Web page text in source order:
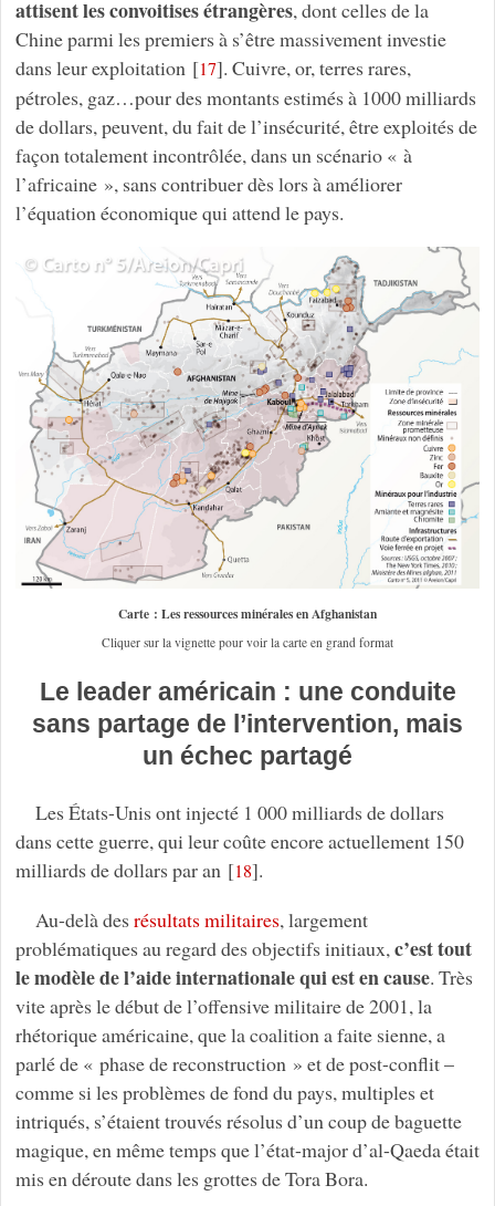
attisent les convoitises étrangères, dont celles de la
Chine parmi les premiers à s’être massivement investie
dans leur exploitation[17]. Cuivre, or, terres rares,
pétroles, gaz…pour des montants estimés à 1000 milliards
de dollars, peuvent, du fait de l’insécurité, être exploités de
façon totalement incontrôlée, dans un scénario « à
l’africaine », sans contribuer dès lors à améliorer
l’équation économique qui attend le pays.
Carte : Les ressources minérales en Afghanistan
Cliquer sur la vignette pour voir la carte en grand format
Le leader américain : une conduite
sans partage de l’intervention, mais
un échec partagé
Les États-Unis ont injecté 1 000 milliards de dollars
dans cette guerre, qui leur coûte encore actuellement 150
milliards de dollars par an [18].
Au-delà des résultats militaires, largement
problématiques au regard des objectifs initiaux, c’est tout
le modèle de l’aide internationale qui est en cause. Très
vite après le début de l’offensive militaire de 2001, la
rhétorique américaine, que la coalition a faite sienne, a
parlé de « phase de reconstruction » et de post-conflit –
comme si les problèmes de fond du pays, multiples et
intriqués, s’étaient trouvés résolus d’un coup de baguette
magique, en même temps que l’état-major d’al-Qaeda était
mis en déroute dans les grottes de Tora Bora.